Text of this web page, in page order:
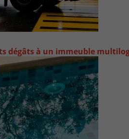
dégâts à un immeuble